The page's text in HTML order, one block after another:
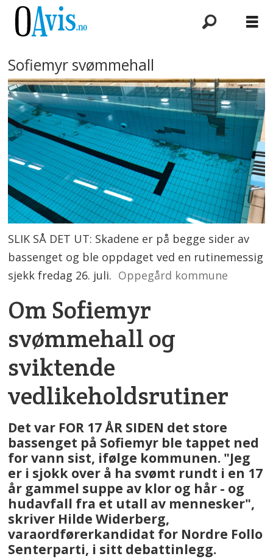
Sofiemyr svømmehall
SLIK SÅ DET UT: Skadene er på begge sider av
bassenget og ble oppdaget ved en rutinemessig
sjekk fredag 26. juli. Oppegård kommune
Om Sofiemyr
svømmehall og
sviktende
vedlikeholdsrutiner
Det var FOR 17 ÅR SIDEN det store
bassenget på Sofiemyr ble tappet ned
for vann sist, ifølge kommunen. "Jeg
er i sjokk over å ha svømt rundt i en 17
år gammel suppe av klor og hår - og
hudavfall fra et utall av mennesker",
skriver Hilde Widerberg,
varaordførerkandidat for Nordre Follo
Senterparti, i sitt debattinlegg.